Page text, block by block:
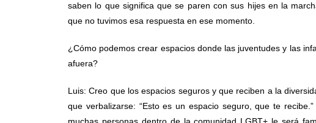
saben lo que significa que se paren con sus hijes en la
que no tuvimos esa respuesta en ese momento.
¿Cómo podemos crear espacios donde las juventudes y las
afuera?
Luis: Creo que los espacios seguros y que reciben a la
que verbalizarse: “Esto es un espacio seguro, que te